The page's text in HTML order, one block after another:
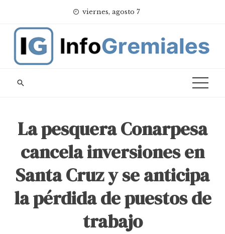
content
viernes, agosto 7
La pesquera Conarpesa
cancela inversiones en
Santa Cruz y se anticipa
la pérdida de puestos de
trabajo